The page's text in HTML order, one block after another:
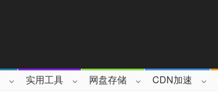
实用工具 网盘存储 CDN加速